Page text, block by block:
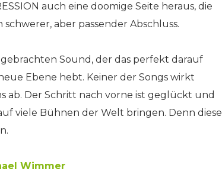
auch eine doomige Seite heraus, die
aber passender Abschluss.
Sound, der das perfekt darauf
Ebene hebt. Keiner der Songs wirkt
ab. Der Schritt nach vorne ist geglückt und
viele Bühnen der Welt bringen. Denn diese
Wimmer